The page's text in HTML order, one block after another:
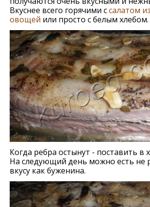
Вкуснее всего горячими ссалатом
овощей или просто с белым хлебом.
Когда ребра остынут - поставить в
На следующий день можно есть не
вкусу как буженина.